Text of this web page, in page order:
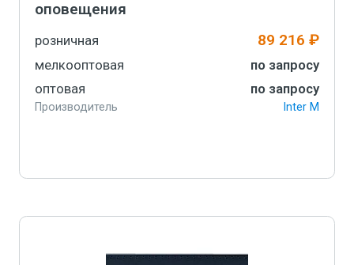
оповещения
розничная 89 216 ₽
мелкооптовая
по запросу
оптовая
по запросу
Производитель Inter M